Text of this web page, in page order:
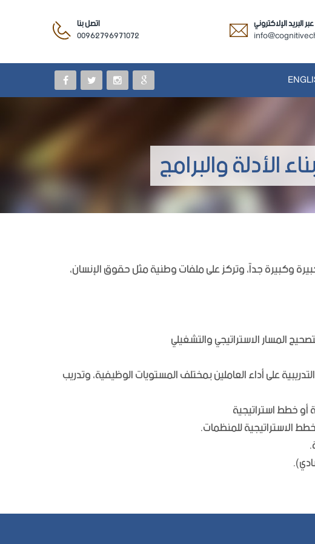
البريد الإلاكتروني اتصل بنا
00962796971072
الأدلة والبرامج
كبيرة وكبيرة جداً، وتركز على ملفات وطنية مثل حقوق الإنسان،
المسار الاستراتيجي والتشغيلي
على أداء العاملين بمختلف المستويات الوظيفية، وتدريب
أو خطط استراتيجية
الاستراتيجية للمنظمات.